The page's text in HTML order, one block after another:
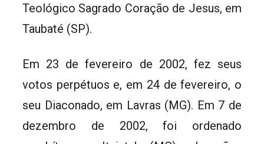
Teológico Sagrado Coração de Jesus, em
Taubaté (SP).
Em 23 de fevereiro de 2002, fez seus
votos perpétuos e, em 24 de fevereiro, o
seu Diaconado, em Lavras (MG). Em 7 de
dezembro de 2002, foi ordenado